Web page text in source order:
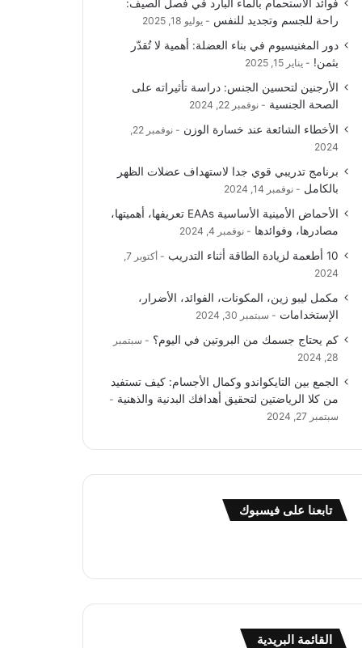
و
ك
T
u
b
e
ق
ر
ا
ا
ل
م
ع
R
فوائد الاستحمام بالماء البارد في فصل الصيف:
راحة للجسم وتجديد للنفس
يوليو 18, 2025
دور المغنيسيوم في بناء العضلة: أهمية لا تُقدّر
بثمن!
يناير 15, 2025
الأرجنين لتحسين الجنس: دراسة تأثيراته على
الصحة الجنسية
نوفمبر 22, 2024
الأخطاء الشائعة عند خسارة الوزن
نوفمبر 22,
2024
برنامج تدريبي قوي جدا لاستهداف عضلات الظهر
بالكامل
نوفمبر 14, 2024
الأحماض الأمينية الأساسية EAAs تعريفها، أهميتها،
مصادرها، وفوائدها
نوفمبر 4, 2024
10 أطعمة لزيادة الطاقة أثناء التدريب
أكتوبر 7,
2024
مكمل ليبو زين، المكونات، الفوائد، الأضرار،
الإستخدامات
سبتمبر 30, 2024
كم يحتاج جسمك من البروتين في اليوم؟
سبتمبر
28, 2024
الجمع بين التايكواندو وكمال الأجسام: كيف تستفيد
من كلا الرياضتين لتحقيق أهدافك البدنية والذهنية
سبتمبر 27, 2024
تابعنا على فيسبوك
القائمة البريدية